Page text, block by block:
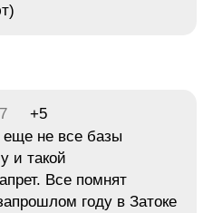
+5
не все базы
и такой
Все помнят
году в Затоке